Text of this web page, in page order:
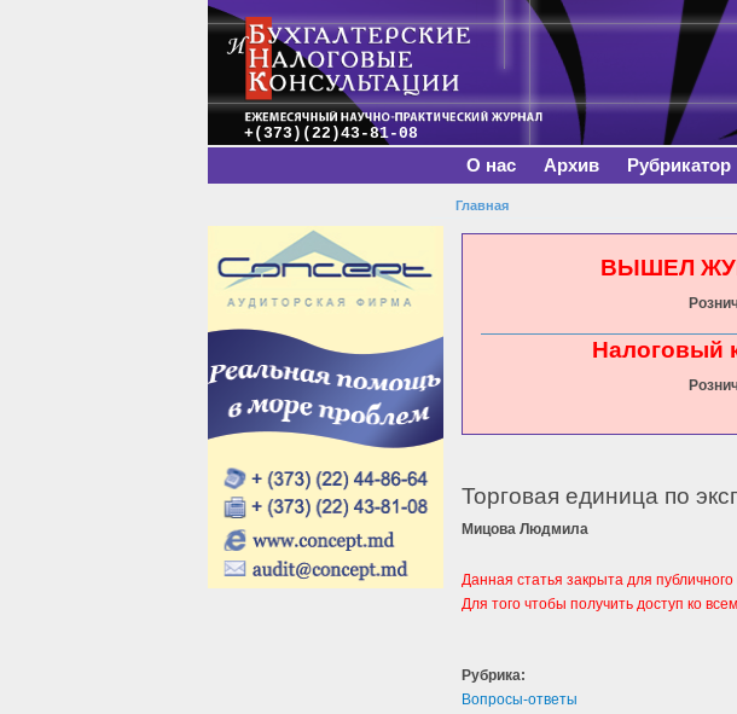
+(373)(22)43-81-08
Главное меню
О нас Архив Рубрикатор
Вы здесь
Главная
ВЫШЕЛ
Налоговый
Торговая единица по
Мицова Людмила
Данная статья закрыта для
Для того чтобы получить доступ ко
Рубрика:
Вопросы-ответы